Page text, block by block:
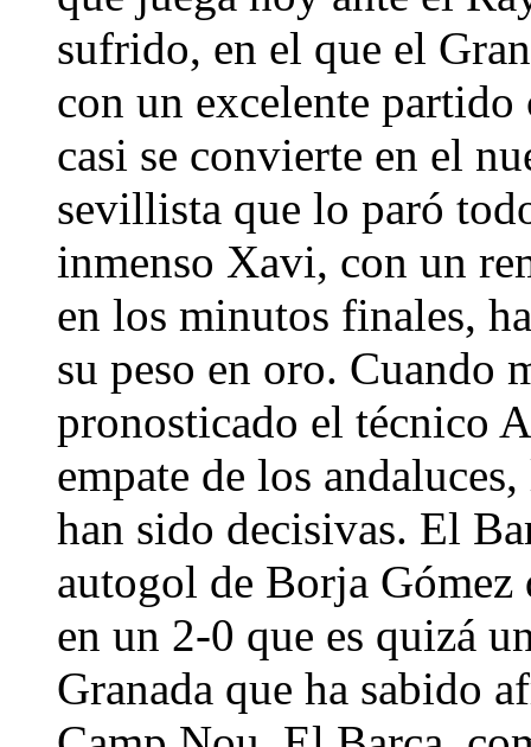
sufrido, en el que el
con un excelente
casi se convierte en el
sevillista que lo paró
inmenso Xavi, con un
en los minutos finales,
su peso en oro. Cuando
pronosticado el técnico
empate de los
han sido decisivas. El
autogol de Borja
en un 2-0 que es quizá
Granada que ha sabido